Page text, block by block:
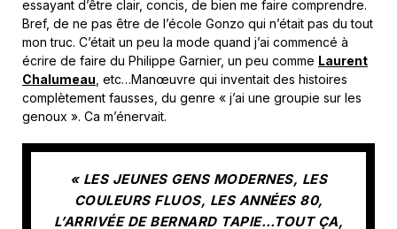
essayant d’être clair, concis, de bien me faire comprendre.
Bref, de ne pas être de l’école Gonzo qui n’était pas du tout
mon truc. C’était un peu la mode quand j’ai commencé à
écrire de faire du Philippe Garnier, un peu comme Laurent
Chalumeau , etc…Manœuvre qui inventait des histoires
complètement fausses, du genre « j’ai une groupie sur les
genoux ». Ca m’énervait.
« LES JEUNES GENS MODERNES, LES
COULEURS FLUOS, LES ANNÉES 80,
L’ARRIVÉE DE BERNARD TAPIE…TOUT ÇA,